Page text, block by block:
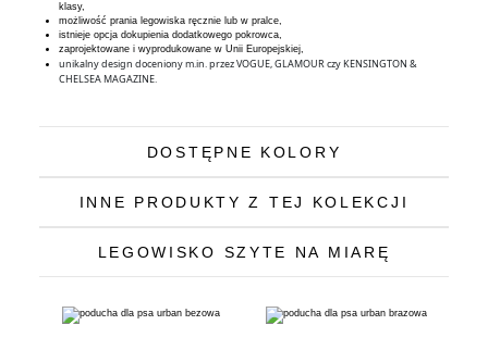
klasy,
możliwość prania legowiska ręcznie lub w pralce,
istnieje opcja dokupienia dodatkowego pokrowca,
zaprojektowane i wyprodukowane w Unii Europejskiej,
unikalny design doceniony m.in. przez VOGUE, GLAMOUR czy KENSINGTON &
CHELSEA MAGAZINE.
DOSTĘPNE KOLORY
INNE PRODUKTY Z TEJ KOLEKCJI
LEGOWISKO SZYTE NA MIARĘ